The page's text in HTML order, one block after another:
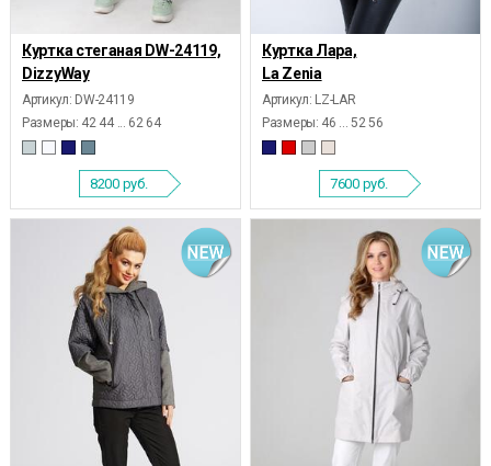
Куртка стеганая DW-24119,
DizzyWay
Артикул: DW-24119
Размеры: 42 44 ... 62 64
8200 руб.
Куртка Лара,
La Zenia
Артикул: LZ-LAR
Размеры: 46 ... 52 56
7600 руб.